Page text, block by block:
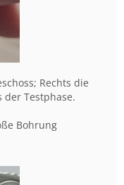
Rechts die
der Testphase.
Bohrung